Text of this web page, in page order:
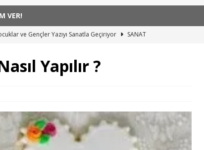
VER!
Sağlığı Risklerini Ortaya Koyan Çocukların Konuşma Tarzı
Taşı Riskini Sessizce Artırıyor
ve Gençler Yazıyı Sanatla Geçiriyor SANAT
Yapılır ?